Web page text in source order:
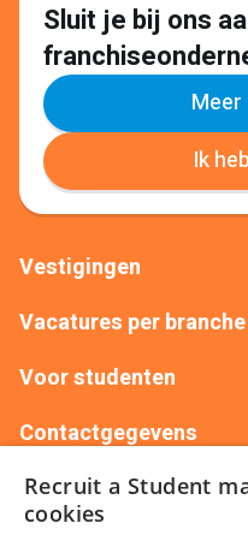
Sluit je bij ons
Ik
Vestigingen
Vacatures per branche
Voor studenten
Contactgegevens
+31(0)88 522 00 76
Alle vestigingen
Recruit a Student
cookies